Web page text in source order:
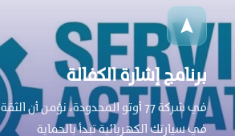
برنامج إشارة الكفالة
في شركة 77 أوتو المحدودة، نؤمن أن الثقة
في سيارتك الكهربائية تبدأ بالحماية